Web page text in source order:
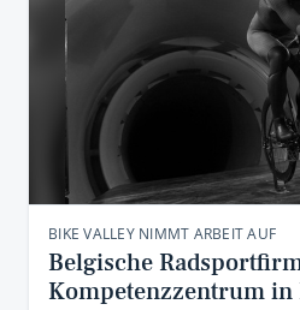
BIKE VALLEY NIMMT ARBEIT AUF
Belgische
Kompetenzzentrum in